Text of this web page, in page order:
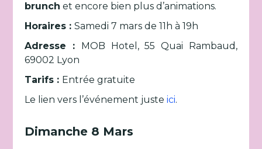
brunch et encore bien plus d’animations.
Horaires :Samedi 7 mars de 11h à 19h
Adresse : MOB Hotel, 55 Quai Rambaud,
69002 Lyon
Tarifs : Entrée gratuite
Le lien vers l’événement justeici.
Dimanche 8 Mars